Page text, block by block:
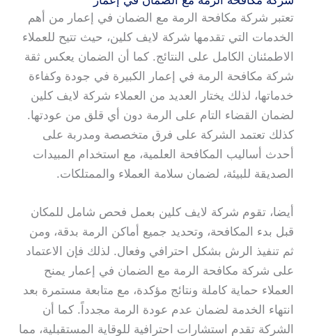
تعتبر شركة مكافحة الرمة مع الضمان في إعمار من أهم
الخدمات التي تقدمها شركة لايف كلين، حيث تتيح للعملاء
الاطمئنان الكامل على النتائج. كما أن الضمان يعكس ثقة
شركة مكافحة الرمة في إعمار الكبيرة في جودة وكفاءة
خدماتها، لذلك يختار العديد من العملاء شركة لايف كلين
لضمان القضاء التام على الرمة دون أي قلق من عودتها.
كذلك تعتمد الشركة على فرق متخصصة ومدربة على
أحدث أساليب المكافحة العلمية، مع استخدام المبيدات
الصديقة للبيئة، لضمان سلامة العملاء والممتلكات.
أيضا، تقوم شركة لايف كلين بعمل فحص شامل للمكان
قبل بدء المكافحة، وتحديد جميع أماكن الرمة بدقة، ومن
ثم تنفيذ الرش بشكل احترافي وفعال. لذلك فإن الاعتماد
على شركة مكافحة الرمة مع الضمان في إعمار يمنح
العملاء حماية كاملة ونتائج مؤكدة، مع متابعة مستمرة بعد
انتهاء الخدمة لضمان عدم عودة الرمة مجدداً. كما أن
الشركة تقدم استشارات احترافية للوقاية المستقبلية، مما